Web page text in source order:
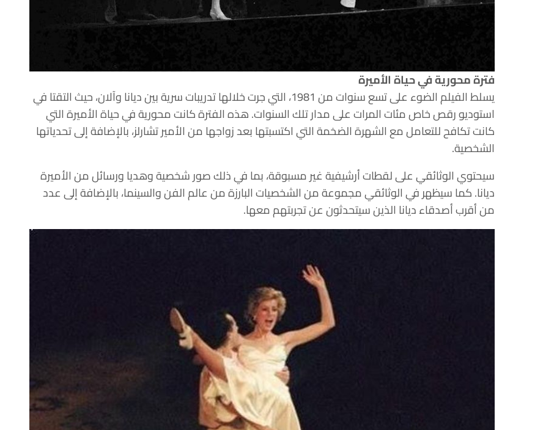
فترة محورية في حياة الأميرة
يسلط الفيلم الضوء على تسع سنوات من 1981، التي جرت خلالها تدريبات سرية بين ديانا وآلان، حيث التقتا في
استوديو رقص خاص مئات المرات على مدار تلك السنوات. هذه الفترة كانت محورية في حياة الأميرة التي
كانت تكافح للتعامل مع الشهرة الضخمة التي اكتسبتها بعد زواجها من الأمير تشارلز، بالإضافة إلى تحدياتها
الشخصية.
سيحتوي الوثائقي على لقطات أرشيفية غير مسبوقة، بما في ذلك صور شخصية وهديا ورسائل من الأميرة
ديانا. كما سيظهر في الوثائقي مجموعة من الشخصيات البارزة من عالم الفن والسينما، بالإضافة إلى عدد
من أقرب أصدقاء ديانا الذين سيتحدثون عن تجربتهم معها.